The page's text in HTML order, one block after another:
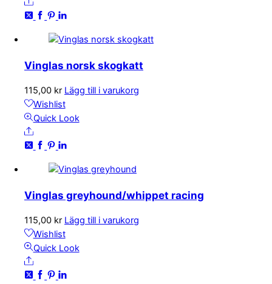
Vinglas norsk skogkatt
115,00 kr Lägg till i varukorg
Wishlist
Quick Look
Share
Vinglas greyhound/whippet racing
115,00 kr Lägg till i varukorg
Wishlist
Quick Look
Share